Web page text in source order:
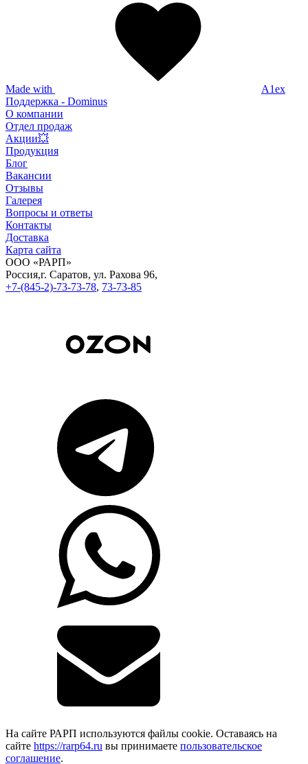
Made with
A1ex
Поддержка - Dominus
О компании
Отдел продаж
Акции💥
Продукция
Блог
Вакансии
Отзывы
Галерея
Вопросы и ответы
Контакты
Доставка
Карта сайта
ООО «РАРП»
Россия,г. Саратов, ул. Рахова 96,
+7-(845-2)-73-73-78, 73-73-85
На сайте РАРП используются файлы cookie. Оставаясь на
сайте https://rarp64.ru вы принимаете пользовательское
соглашение.